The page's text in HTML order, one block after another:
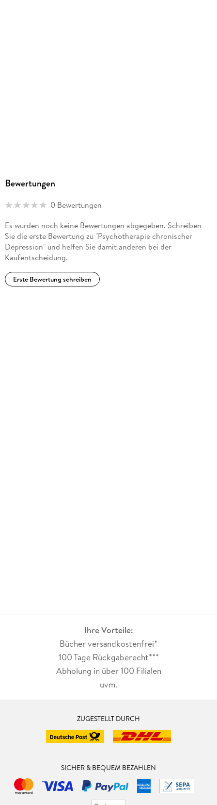
Bewertungen
0 Bewertungen
Es wurden noch keine Bewertungen abgegeben. Schreiben
Sie die erste Bewertung zu "Psychotherapie chronischer
Depression" und helfen Sie damit anderen bei der
Kaufentscheidung.
Erste Bewertung schreiben
Ihre Vorteile:
Bücher versandkostenfrei*
100 Tage Rückgaberecht***
Abholung in über 100 Filialen
uvm.
ZUGESTELLT DURCH
SICHER & BEQUEM BEZAHLEN